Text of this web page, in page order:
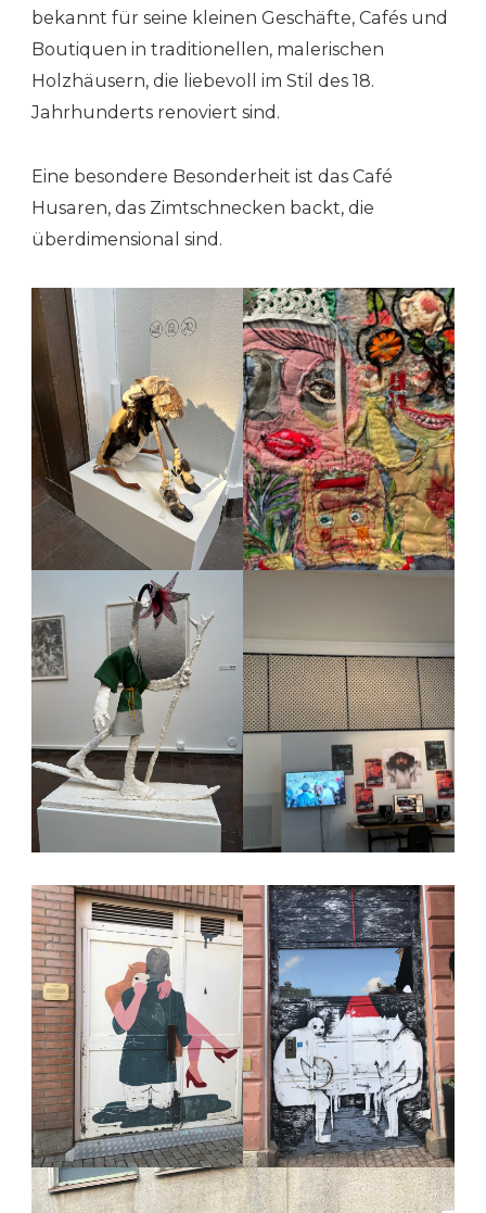
bekannt für seine kleinen Geschäfte, Cafés und
Boutiquen in traditionellen, malerischen
Holzhäusern, die liebevoll im Stil des 18.
Jahrhunderts renoviert sind.
Eine besondere Besonderheit ist das Café
Husaren, das Zimtschnecken backt, die
überdimensional sind.